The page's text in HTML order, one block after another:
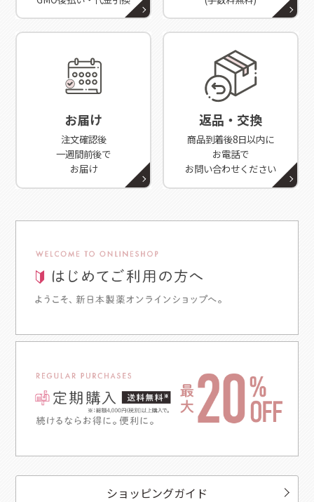
お届け
注文確認後
一週間前後で
お届け
返品・交換
商品到着後8日以内に
お電話で
お問い合わせください
ショッピングガイド